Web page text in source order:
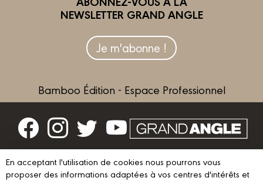
NEWSLETTER GRAND ANGLE
Je m'abonne !
Bamboo Édition - Espace Professionnel
Contactez-nous
Devenir partenaire
En acceptant l'utilisation de cookies nous pourrons vous
proposer des informations adaptées à vos centres d'intérêts et